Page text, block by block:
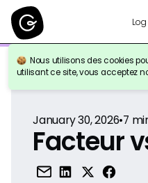
Nous utilisons des cookies
utilisant ce site, vous acceptez
Retour à la référence
January 30, 2026•7
Facteur